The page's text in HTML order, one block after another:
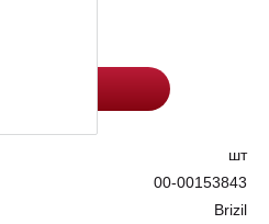
шт
00-00153843
Brizil